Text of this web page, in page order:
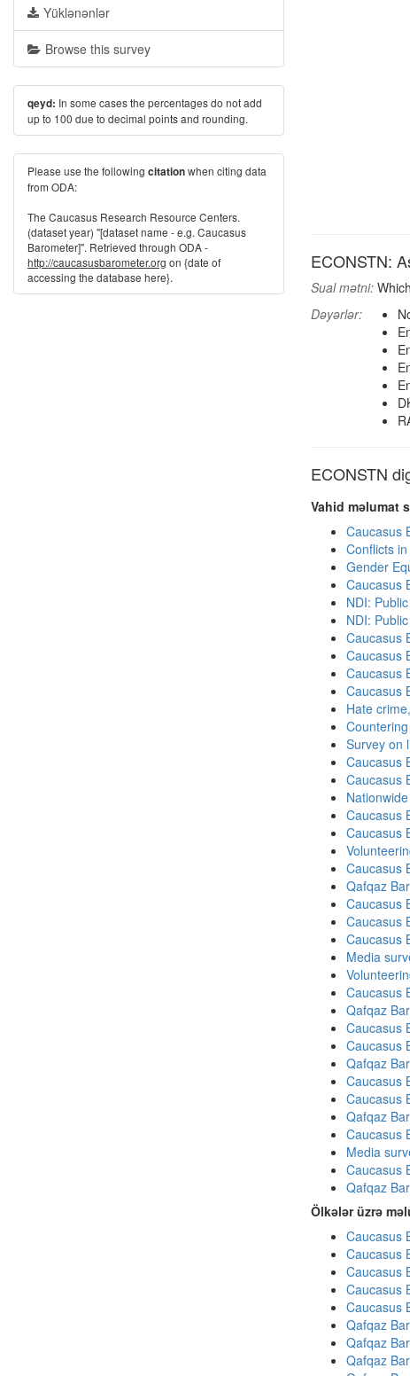
ECONSTN:
Sual mətni:
Dəyərlər:
ECONSTN
Vahid məlumat
Caucasus
Conflicts
Gender
Caucasus
NDI:
NDI:
Caucasus
Caucasus
Caucasus
Caucasus
Hate
Survey on
Caucasus
Caucasus
Caucasus
Caucasus
Caucasus
Qafqaz
Caucasus
Caucasus
Caucasus
Media
Caucasus
Qafqaz
Caucasus
Caucasus
Qafqaz
Caucasus
Caucasus
Qafqaz
Caucasus
Media
Caucasus
Qafqaz
Ölkələr üzrə
Caucasus
Caucasus
Caucasus
Caucasus
Caucasus
Qafqaz
Qafqaz
Qafqaz
Yüklənənlər
Browse this survey
qeyd: In some cases the percentages do not add
up to 100 due to decimal points and rounding.
Please use the following citationwhen citing data
from ODA:
The Caucasus Research Resource Centers.
(dataset year) "[dataset name - e.g. Caucasus
Barometer]". Retrieved through ODA -
http://caucasusbarometer.org on {date of
accessing the database here}.